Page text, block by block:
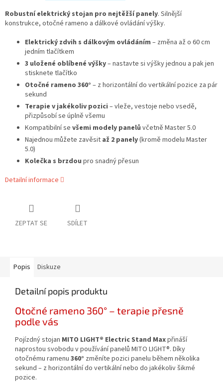
Robustní elektrický stojan pro nejtěžší panely. Silnější
konstrukce, otočné rameno a dálkové ovládání výšky.
Elektrický zdvih s dálkovým ovládáním – změna až o 60 cm
jedním tlačítkem
3 uložené oblíbené výšky– nastavte si výšky jednou a pak jen
stisknete tlačítko
Otočné rameno 360° – z horizontální do vertikální pozice za pár
sekund
Terapie v jakékoliv pozici – vleže, vestoje nebo vsedě,
přizpůsobí se úplně všemu
Kompatibilní se všemi modely panelů včetně Master 5.0
Najednou můžete zavěsit až 2 panely(kromě modelu Master
5.0)
Kolečka s brzdou pro snadný přesun
Detailní informace
ZEPTAT SE SDÍLET
Popis Diskuze
Detailní popis produktu
Otočné rameno 360° – terapie přesně
podle vás
Pojízdný stojan MITO LIGHT® Electric Stand Maxpřináší
naprostou svobodu v používání panelů MITO LIGHT®. Díky
otočnému ramenu 360° změníte pozici panelu během několika
sekund – z horizontální do vertikální nebo do jakékoliv šikmé
pozice.